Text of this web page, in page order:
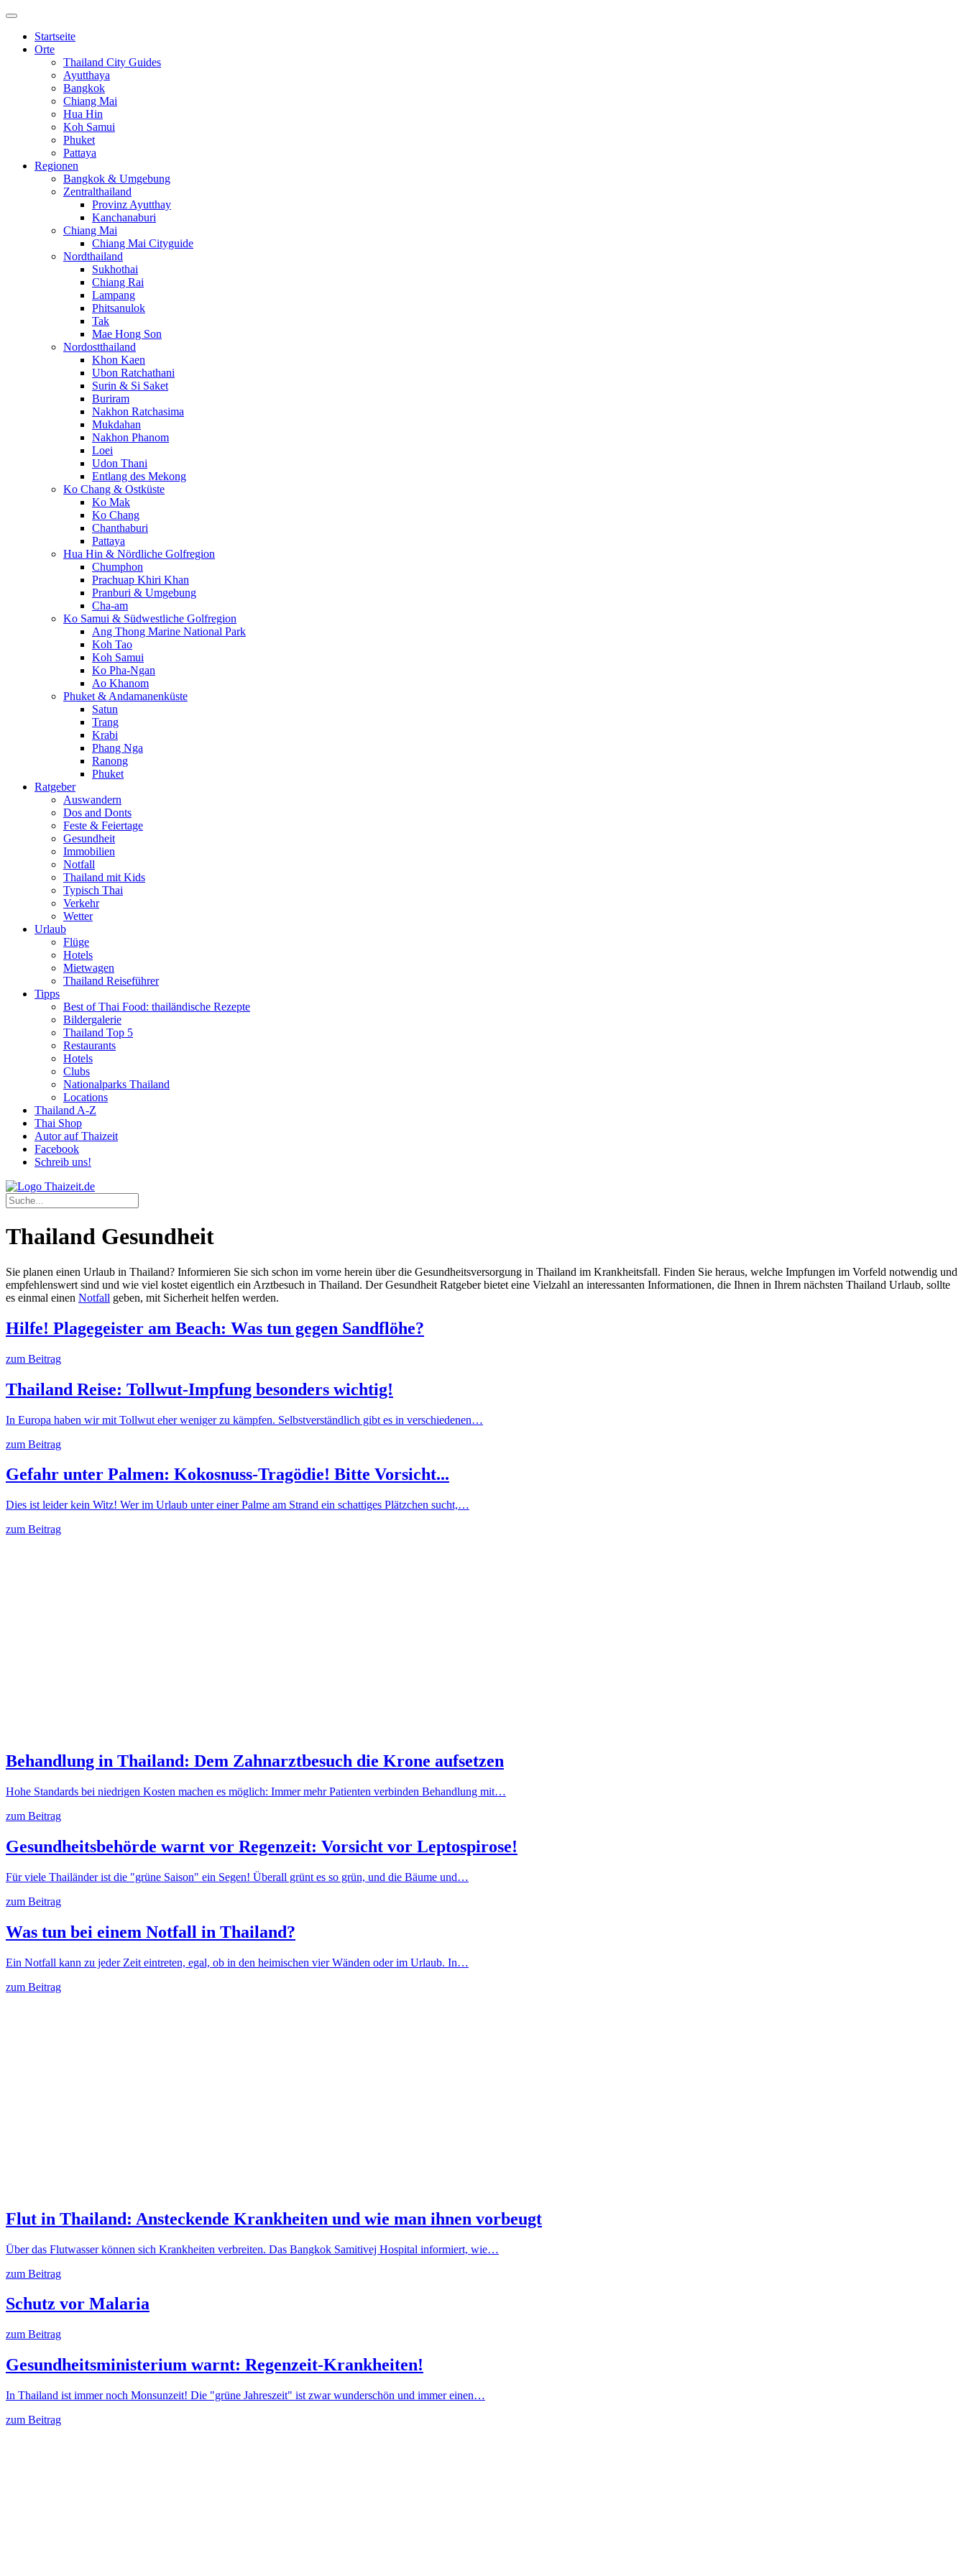
Startseite
Orte
Thailand City Guides
Ayutthaya
Bangkok
Chiang Mai
Hua Hin
Koh Samui
Phuket
Pattaya
Regionen
Bangkok & Umgebung
Zentralthailand
Provinz Ayutthay
Kanchanaburi
Chiang Mai
Chiang Mai Cityguide
Nordthailand
Sukhothai
Chiang Rai
Lampang
Phitsanulok
Tak
Mae Hong Son
Nordostthailand
Khon Kaen
Ubon Ratchathani
Surin & Si Saket
Buriram
Nakhon Ratchasima
Mukdahan
Nakhon Phanom
Loei
Udon Thani
Entlang des Mekong
Ko Chang & Ostküste
Ko Mak
Ko Chang
Chanthaburi
Pattaya
Hua Hin & Nördliche Golfregion
Chumphon
Prachuap Khiri Khan
Pranburi & Umgebung
Cha-am
Ko Samui & Südwestliche Golfregion
Ang Thong Marine National Park
Koh Tao
Koh Samui
Ko Pha-Ngan
Ao Khanom
Phuket & Andamanenküste
Satun
Trang
Krabi
Phang Nga
Ranong
Phuket
Ratgeber
Auswandern
Dos and Donts
Feste & Feiertage
Gesundheit
Immobilien
Notfall
Thailand mit Kids
Typisch Thai
Verkehr
Wetter
Urlaub
Flüge
Hotels
Mietwagen
Thailand Reiseführer
Tipps
Best of Thai Food: thailändische Rezepte
Bildergalerie
Thailand Top 5
Restaurants
Hotels
Clubs
Nationalparks Thailand
Locations
Thailand A-Z
Thai Shop
Autor auf Thaizeit
Facebook
Schreib uns!
Thailand Gesundheit
Sie planen einen Urlaub in Thailand? Informieren Sie sich schon im vorne herein über die Gesundheitsversorgung in Thailand im Krankheitsfall. Finden Sie heraus, welche Impfungen im Vorfeld notwendig und
empfehlenswert sind und wie viel kostet eigentlich ein Arztbesuch in Thailand. Der Gesundheit Ratgeber bietet eine Vielzahl an interessanten Informationen, die Ihnen in Ihrem nächsten Thailand Urlaub, sollte
es einmal einen Notfall geben, mit Sicherheit helfen werden.
Hilfe! Plagegeister am Beach: Was tun gegen Sandflöhe?
zum Beitrag
Thailand Reise: Tollwut-Impfung besonders wichtig!
In Europa haben wir mit Tollwut eher weniger zu kämpfen. Selbstverständlich gibt es in verschiedenen…
zum Beitrag
Gefahr unter Palmen: Kokosnuss-Tragödie! Bitte Vorsicht...
Dies ist leider kein Witz! Wer im Urlaub unter einer Palme am Strand ein schattiges Plätzchen sucht,…
zum Beitrag
Behandlung in Thailand: Dem Zahnarztbesuch die Krone aufsetzen
Hohe Standards bei niedrigen Kosten machen es möglich: Immer mehr Patienten verbinden Behandlung mit…
zum Beitrag
Gesundheitsbehörde warnt vor Regenzeit: Vorsicht vor Leptospirose!
Für viele Thailänder ist die "grüne Saison" ein Segen! Überall grünt es so grün, und die Bäume und…
zum Beitrag
Was tun bei einem Notfall in Thailand?
Ein Notfall kann zu jeder Zeit eintreten, egal, ob in den heimischen vier Wänden oder im Urlaub. In…
zum Beitrag
Flut in Thailand: Ansteckende Krankheiten und wie man ihnen vorbeugt
Über das Flutwasser können sich Krankheiten verbreiten. Das Bangkok Samitivej Hospital informiert, wie…
zum Beitrag
Schutz vor Malaria
zum Beitrag
Gesundheitsministerium warnt: Regenzeit-Krankheiten!
In Thailand ist immer noch Monsunzeit! Die "grüne Jahreszeit" ist zwar wunderschön und immer einen…
zum Beitrag